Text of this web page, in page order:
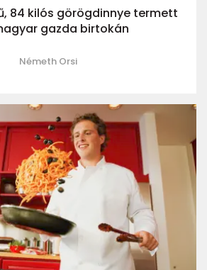
84 kilós görögdinnye termett
gazda birtokán
Németh Orsi